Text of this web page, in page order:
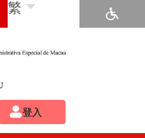
繁
登入